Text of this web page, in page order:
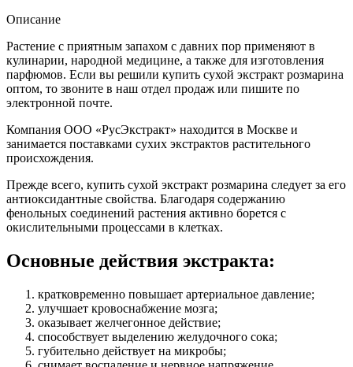
Описание
Растение с приятным запахом с давних пор применяют в
кулинарии, народной медицине, а также для изготовления
парфюмов. Если вы решили купить сухой экстракт розмарина
оптом, то звоните в наш отдел продаж или пишите по
электронной почте.
Компания ООО «РусЭкстракт» находится в Москве и
занимается поставками сухих экстрактов растительного
происхождения.
Прежде всего, купить сухой экстракт розмарина следует за его
антиоксидантные свойства. Благодаря содержанию
фенольных соединений растения активно борется с
окислительными процессами в клетках.
Основные действия экстракта:
кратковременно повышает артериальное давление;
улучшает кровоснабжение мозга;
оказывает желчегонное действие;
способствует выделению желудочного сока;
губительно действует на микробы;